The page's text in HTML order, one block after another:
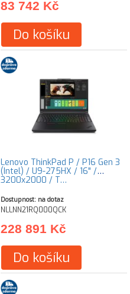
83 742 Kč
Do košíku
Lenovo ThinkPad P / P16 Gen 3
(Intel) / U9-275HX / 16" /
3200x2000 / T…
Dostupnost: na dotaz
NLLNN21RQ000QCK
228 891 Kč
Do košíku